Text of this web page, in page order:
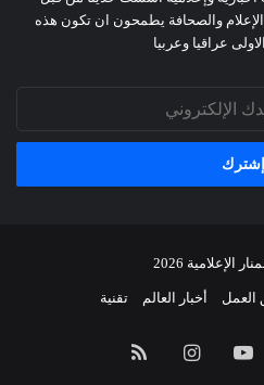
والصحافة يطمحون ان تكون هذه
عراقيا وعربيا
الإعلامية
العمل أخبار العالم تقنية
يوتيوبانستقرامملخص